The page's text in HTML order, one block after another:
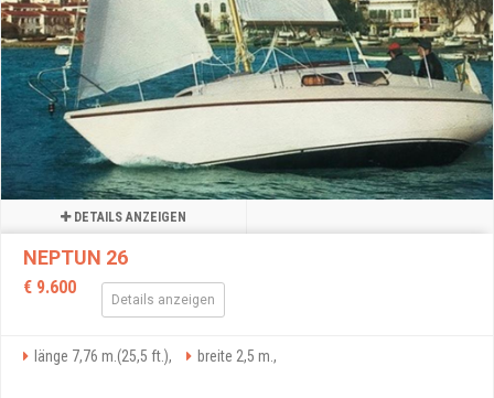
DETAILS ANZEIGEN
NEPTUN 26
€ 9.600
Details anzeigen
länge 7,76 m.(25,5 ft.), breite 2,5 m.,